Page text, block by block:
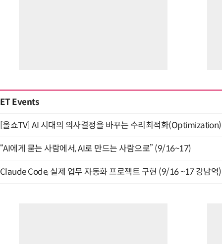
ET Events
[올쇼TV] AI 시대의 의사결정을 바꾸는 수리최적화
“AI에게 묻는 사람에서, AI로 만드는 사람으로” (9/16~17)
Claude Code, 실제 업무 자동화 프로젝트 구현 (9/16 ~17 강남역)